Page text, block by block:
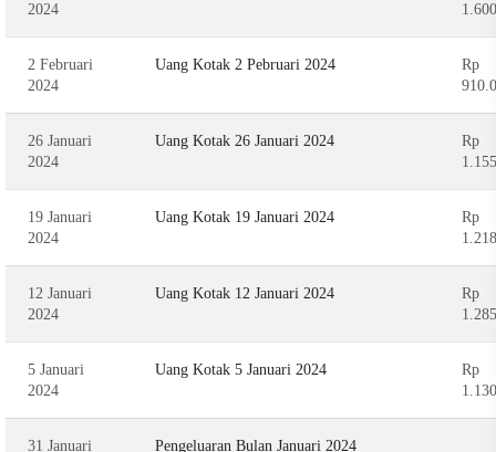
2024
2 Februari
2024
Uang Kotak 2 Pebruari 2024
Rp
26 Januari
2024
Uang Kotak 26 Januari 2024
Rp
19 Januari
2024
Uang Kotak 19 Januari 2024
Rp
12 Januari
2024
Uang Kotak 12 Januari 2024
Rp
5 Januari
2024
Uang Kotak 5 Januari 2024
Rp
31 Januari
Pengeluaran Bulan Januari 2024